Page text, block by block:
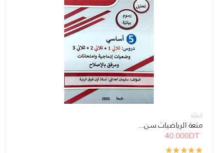
الفئة
متعة الرياضيات سن...
40.000DT